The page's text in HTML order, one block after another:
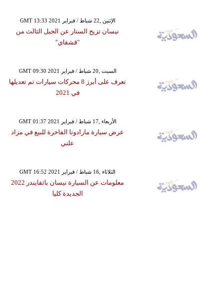
GMT 13:33 2021 الإثنين ,22 شباط / فبراير
نيسان تزيح الستار عن الجيل الثالث من
"قشقاي"
GMT 09:30 2021 السبت ,20 شباط / فبراير
تعرف على أبرز 8 محركات سيارات تم تعديلها
في 2021
GMT 01:37 2021 الأربعاء ,17 شباط / فبراير
عرض سيارة مارادونا الفاخرة للبيع في مزاد
علني
GMT 16:52 2021 الثلاثاء ,16 شباط / فبراير
معلومات عن السيارة نيسان باثفايندر 2022
الجديدة كليا